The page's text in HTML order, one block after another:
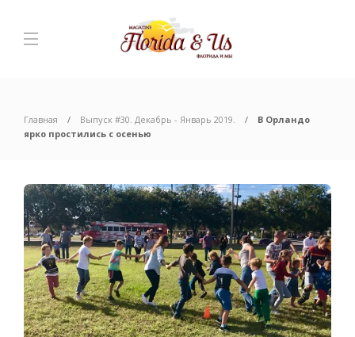
Главная Выпуск #30. Декабрь - Январь 2019.
В Орландо
ярко простились с осенью